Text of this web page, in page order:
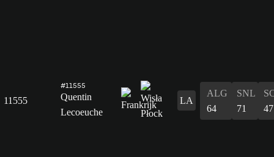
11555
#11555
Quentin
Lecoeuche
LA
ALG
64
SNL
71
47